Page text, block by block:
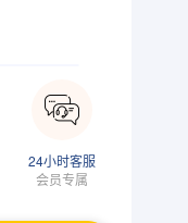
24小时客服
会员专属